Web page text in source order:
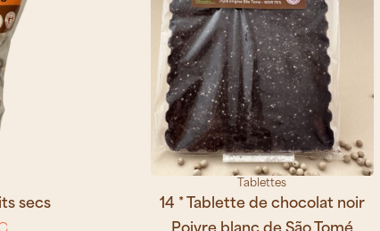
secs
Tablettes
14 * Tablette de chocolat noir